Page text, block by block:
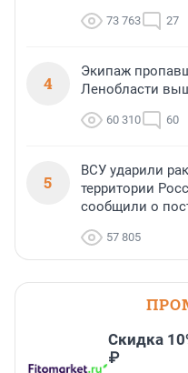
73 763 27
4
Экипаж
Ленобласти
60 310 60
5
ВСУ ударили
территории
сообщили о
57 805
Скидка
₽